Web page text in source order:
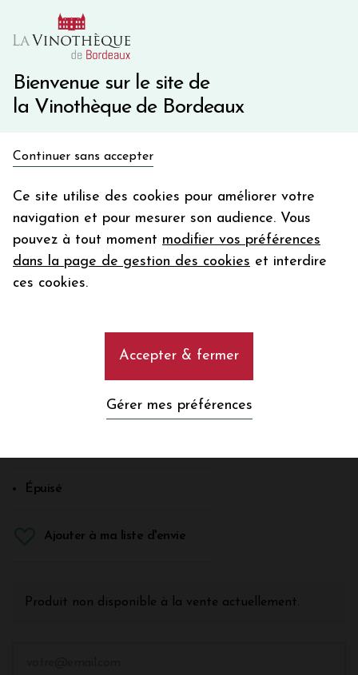
Bienvenue sur le site de
la Vinothèque de Bordeaux
Continuer sans accepter
Ce site utilise des cookies pour améliorer votre
navigation et pour mesurer son audience. Vous
pouvez à tout moment modifier vos préférences
dans la page de gestion des cookies et interdire
ces cookies.
Accepter & fermer
Gérer mes préférences
10€ de remise immédiate sur votre première commande
Une question ?
Château DES LEOTINS 2021
Blanc - Bordeaux - Entre-Deux-Mers
Entre-Deux-Mers
Épuisé
Ajouter à ma liste d'envie
Produit non disponible à la vente actuellement.
en bon d'achat
Votre
email
En m’abonnant, j’accepte de recevoir la newsletter de la